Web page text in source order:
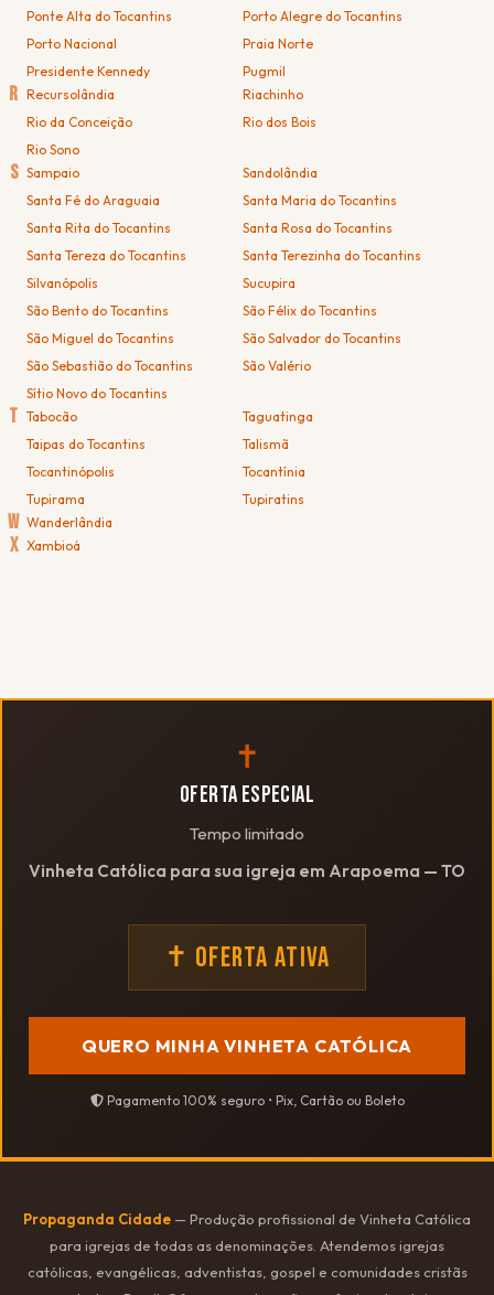
Ponte Alta do Tocantins
Porto Alegre do Tocantins
Porto Nacional
Praia Norte
Presidente Kennedy
Pugmil
R Recursolândia
Riachinho
Rio da Conceição
Rio dos Bois
Rio Sono
S Sampaio
Sandolândia
Santa Fé do Araguaia
Santa Maria do Tocantins
Santa Rita do Tocantins
Santa Rosa do Tocantins
Santa Tereza do Tocantins
Santa Terezinha do Tocantins
Silvanópolis
Sucupira
São Bento do Tocantins
São Félix do Tocantins
São Miguel do Tocantins
São Salvador do Tocantins
São Sebastião do Tocantins
São Valério
Sítio Novo do Tocantins
T Tabocão
Taguatinga
Taipas do Tocantins
Talismã
Tocantinópolis
Tocantínia
Tupirama
Tupiratins
W Wanderlândia
X Xambioá
✝
OFERTA ESPECIAL
Tempo limitado
Vinheta Católica para sua igreja em Arapoema — TO
✝ OFERTA ATIVA
QUERO MINHA VINHETA CATÓLICA
Pagamento 100% seguro • Pix, Cartão ou Boleto
Propaganda Cidade — Produção profissional de Vinheta Católica
para igrejas de todas as denominações. Atendemos igrejas
católicas, evangélicas, adventistas, gospel e comunidades cristãs